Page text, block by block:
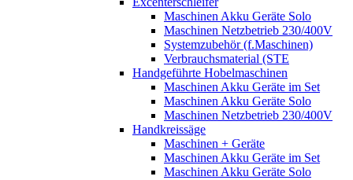
Maschinen Akku Geräte Solo
Maschinen Netzbetrieb 230/400V
Systemzubehör (f.Maschinen)
Verbrauchsmaterial (STE
Handgeführte Hobelmaschinen
Maschinen Akku Geräte im Set
Maschinen Akku Geräte Solo
Maschinen Netzbetrieb 230/400V
Handkreissäge
Maschinen + Geräte
Maschinen Akku Geräte im Set
Maschinen Akku Geräte Solo